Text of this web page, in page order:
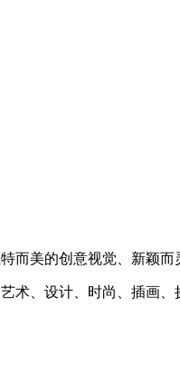
美的创意视觉、新颖
术、设计、时尚、插画、